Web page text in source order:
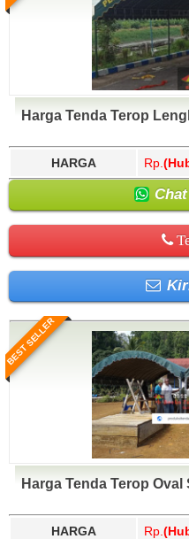
Harga Tenda Terop
HARGA Rp.
BEST SELLER
Harga Tenda Terop Oval
HARGA Rp.